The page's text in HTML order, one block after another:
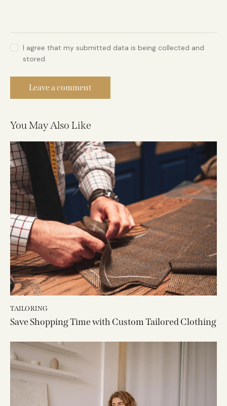
I agree that my submitted data is being collected and
stored.
You May Also Like
TAILORING
Save Shopping Time with Custom Tailored Clothing